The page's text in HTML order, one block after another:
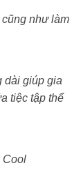
như làm
dài giúp gia
tiệc tập thể
Cool